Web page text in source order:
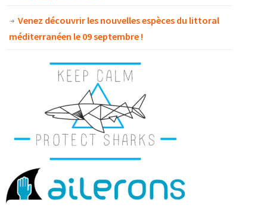
Venez découvrir les nouvelles espèces du littoral
méditerranéen le 09 septembre !